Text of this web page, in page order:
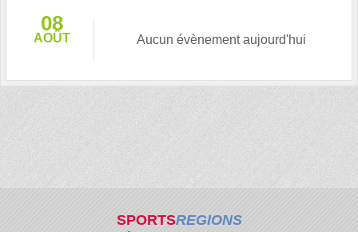
08
AOÛT Aucun évènement aujourd'hui
SPORTSREGIONS